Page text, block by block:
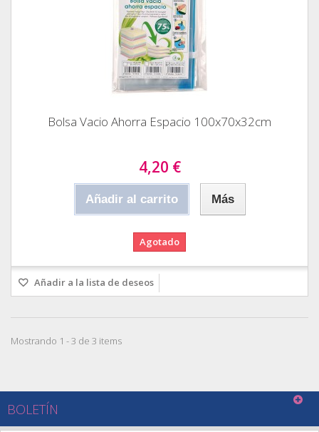
Bolsa Vacio Ahorra Espacio 100x70x32cm
4,20 €
Añadir al carrito Más
Agotado
Añadir a la lista de deseos
Mostrando 1 - 3 de 3 items
BOLETÍN